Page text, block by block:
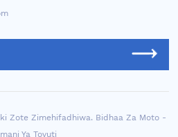
Zote Zimehifadhiwa. Bidhaa Za Moto-
Ya Tovuti